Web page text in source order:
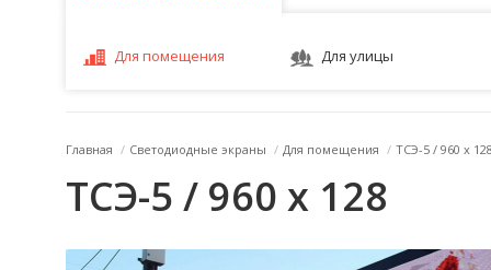
Для помещения Для улицы
Главная / Светодиодные экраны / Для помещения / ТСЭ-5 / 960 x
ТСЭ-5 / 960 x 128